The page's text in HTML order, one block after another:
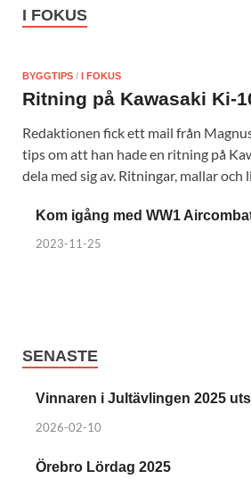
I FOKUS
BYGGTIPS / I FOKUS
Ritning på Kawasaki Ki-
Redaktionen fick ett mail från
tips om att han hade en ritning på
dela med sig av. Ritningar, mallar och
Kom igång med WW1
2023-11-25
SENASTE
Vinnaren i Jultävlingen 2025
2026-02-10
Örebro Lördag 2025